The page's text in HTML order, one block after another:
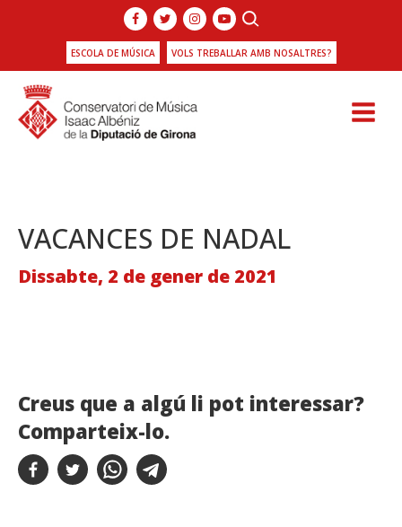
ESCOLA DE MÚSICA VOLS TREBALLAR AMB NOSALTRES?
VACANCES DE NADAL
Dissabte, 2 de gener de 2021
Creus que a algú li pot interessar?
Comparteix-lo.